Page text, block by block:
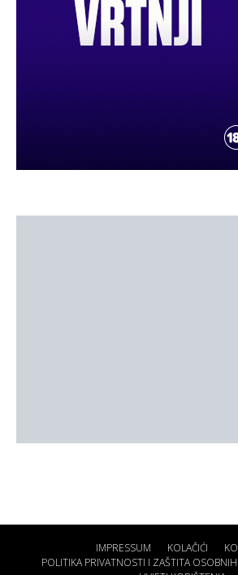
IMPRESSUM KOLAČIĆI
POLITIKA PRIVATNOSTI I ZAŠTITA